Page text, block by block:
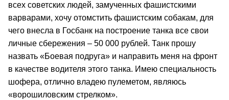
всех советских людей, замученных фашистскими
варварами, хочу отомстить фашистским собакам, для
чего внесла в Госбанк на построение танка все свои
личные сбережения – 50 000 рублей. Танк прошу
назвать «Боевая подруга» и направить меня на фронт
в качестве водителя этого танка. Имею специальность
шофера, отлично владею пулеметом, являюсь
«ворошиловским стрелком».